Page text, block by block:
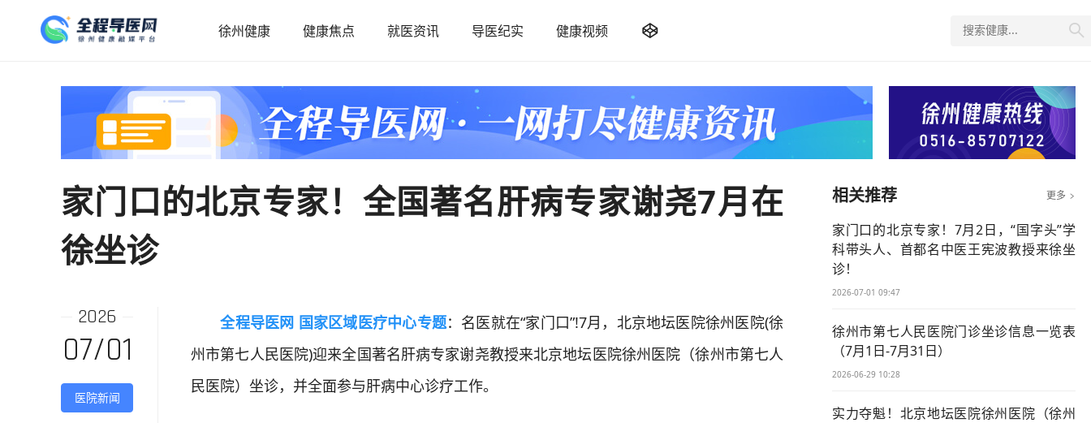
徐州健康 健康焦点 就医资讯 导医纪实 健康视频  
家门口的北京专家！全国著名肝病专家谢尧7月在
徐坐诊
2026
07/01
医院新闻
全程导医网 国家区域医疗中心专题：名医就在“家门口”!7月，北京地坛医院徐州医院(徐
州市第七人民医院)迎来全国著名肝病专家谢尧教授来北京地坛医院徐州医院（徐州市第七人
民医院）坐诊，并全面参与肝病中心诊疗工作。
相关推荐 更多 
家门口的北京专家！7月2日，“国字头”学
科带头人、首都名中医王宪波教授来徐坐
诊！
2026-07-01 09:47
徐州市第七人民医院门诊坐诊信息一览表
（7月1日-7月31日）
2026-06-29 10:28
实力夺魁！北京地坛医院徐州医院（徐州